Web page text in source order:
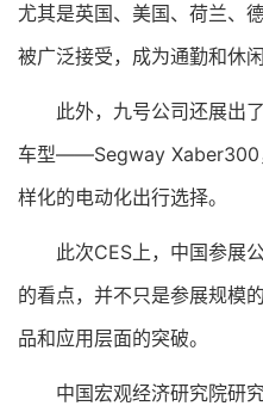
尤其是英国、美国、荷兰、
被广泛接受，成为通勤和休
此外，九号公司还展出了
车型——Segway Xaber300
样化的电动化出行选择。
此次CES上，中国参展公
的看点，并不只是参展规模
品和应用层面的突破。
中国宏观经济研究院研究